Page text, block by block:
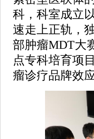
科，科室成立
速走上正轨，
部肿瘤MDT大
点专科培育项
瘤诊疗品牌效应